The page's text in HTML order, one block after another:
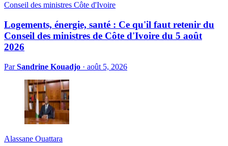
Conseil des ministres Côte d'Ivoire
Logements, énergie, santé : Ce qu'il faut retenir du
Conseil des ministres de Côte d'Ivoire du 5 août
2026
ParSandrine Kouadjo · août 5, 2026
Alassane Ouattara